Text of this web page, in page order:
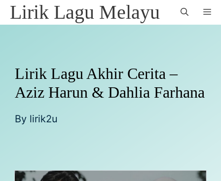
SkipLirik Lagu Melayu
Lirik Lagu Akhir Cerita –
Aziz Harun & Dahlia Farhana
By lirik2u